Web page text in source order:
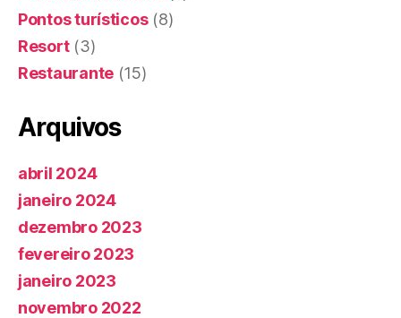
Pontos turísticos(8)
Resort(3)
Restaurante (15)
Arquivos
abril 2024
janeiro 2024
dezembro 2023
fevereiro 2023
janeiro 2023
novembro 2022